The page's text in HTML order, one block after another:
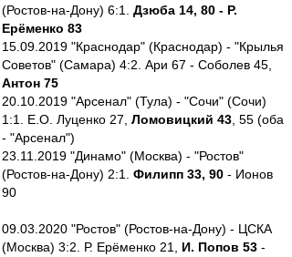
(Ростов-на-Дону) 6:1. Дзюба 14, 80 - Р.
Ерёменко 83
15.09.2019 "Краснодар" (Краснодар) - "Крылья
Советов" (Самара) 4:2. Ари 67 - Соболев 45,
Антон 75
20.10.2019 "Арсенал" (Тула) - "Сочи" (Сочи)
1:1. Е.О. Луценко 27, Ломовицкий 43 , 55 (оба
- "Арсенал")
23.11.2019 "Динамо" (Москва) - "Ростов"
(Ростов-на-Дону) 2:1. Филипп 33, 90 - Ионов
90
09.03.2020 "Ростов" (Ростов-на-Дону) - ЦСКА
(Москва) 3:2. Р. Ерёменко 21, И. Попов 53 -